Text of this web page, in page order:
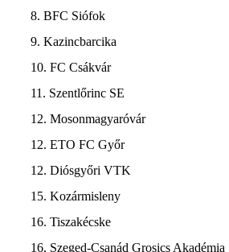
8. BFC Siófok
9. Kazincbarcika
10. FC Csákvár
11. Szentlőrinc SE
12. Mosonmagyaróvár
12. ETO FC Győr
12. Diósgyőri VTK
15. Kozármisleny
16. Tiszakécske
16. Szeged-Csanád Grosics Akadémia